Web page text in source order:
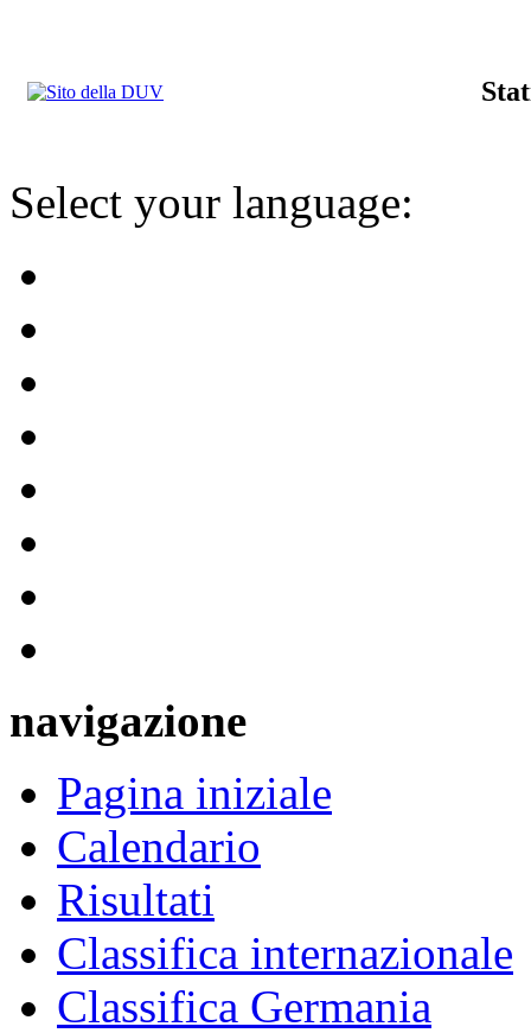
Select your language:
navigazione
Pagina iniziale
Calendario
Risultati
Classifica internazionale
Classifica Germania